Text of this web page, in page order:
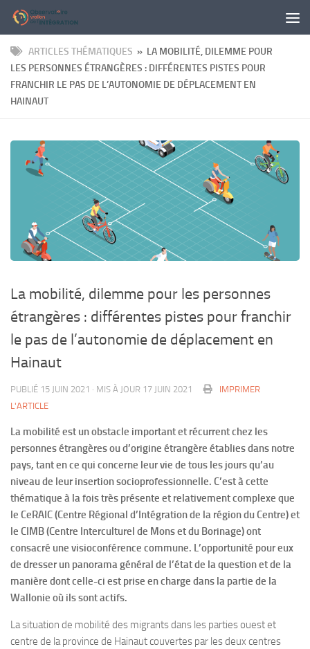
Skip to content
ARTICLES THÉMATIQUES » LA MOBILITÉ, DILEMME POUR
LES PERSONNES ÉTRANGÈRES : DIFFÉRENTES PISTES POUR
FRANCHIR LE PAS DE L’AUTONOMIE DE DÉPLACEMENT EN
HAINAUT
La mobilité, dilemme pour les personnes
étrangères : différentes pistes pour franchir
le pas de l’autonomie de déplacement en
Hainaut
PUBLIÉ 15 JUIN 2021 · MIS À JOUR 17 JUIN 2021
IMPRIMER
L'ARTICLE
La mobilité est un obstacle important et récurrent chez les
personnes étrangères ou d’origine étrangère établies dans notre
pays, tant en ce qui concerne leur vie de tous les jours qu’au
niveau de leur insertion socioprofessionnelle. C’est à cette
thématique à la fois très présente et relativement complexe que
le CeRAIC (Centre Régional d’Intégration de la région du Centre) et
le CIMB (Centre Interculturel de Mons et du Borinage) ont
consacré une visioconférence commune. L’opportunité pour eux
de dresser un panorama général de l’état de la question et de la
manière dont celle-ci est prise en charge dans la partie de la
Wallonie où ils sont actifs.
La situation de mobilité des migrants dans les parties ouest et
centre de la province de Hainaut couvertes par les deux centres
Panneau de gestion des cookies